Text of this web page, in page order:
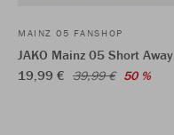
MAINZ 05 FANSHOP
JAKO Mainz 05 Short Away
19,99 € 39,99 € 50 %